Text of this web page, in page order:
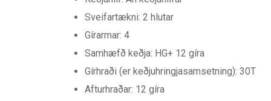
Sveifartækni: 2 hlutar
Gírarmar: 4
Samhæfð keðja: HG+ 12 gíra
Gírhraði (er keðjuhringjasamsetning): 30T
Afturhraðar: 12 gíra